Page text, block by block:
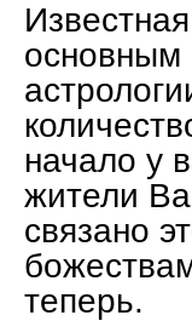
основным
начало у
жители
связано
теперь.